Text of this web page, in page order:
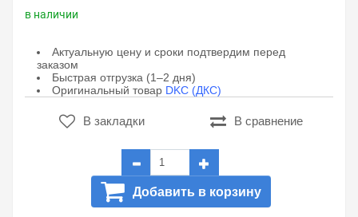
в наличии
Актуальную цену и сроки подтвердим перед
заказом
Быстрая отгрузка (1–2 дня)
Оригинальный товар DKC (ДКС)
В закладки В сравнение
Добавить в корзину